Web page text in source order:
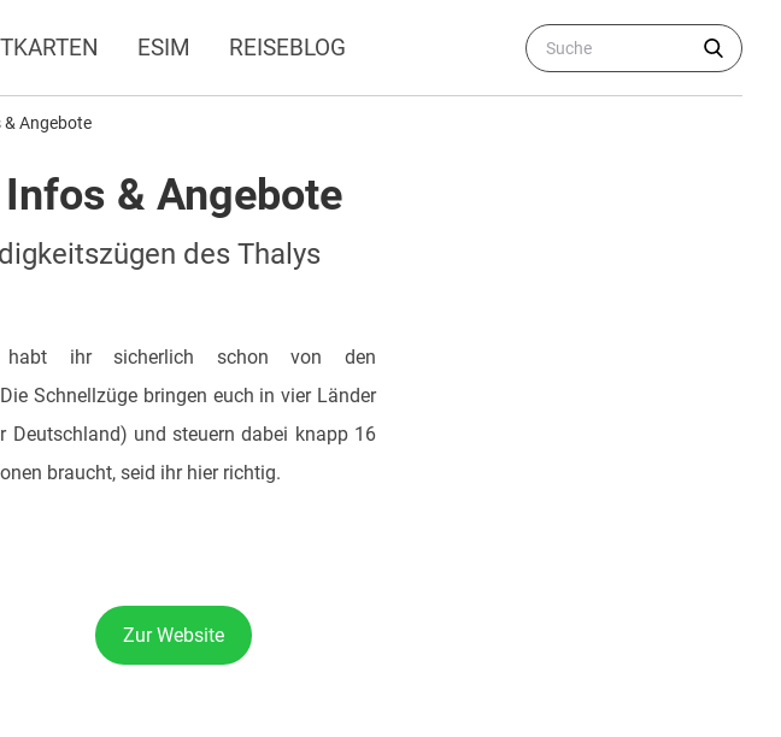
ESIM REISEBLOG
Angebote
& Angebote
des Thalys
ihr sicherlich schon von den
Schnellzüge bringen euch in vier Länder
Deutschland) und steuern dabei knapp 16
braucht, seid ihr hier richtig.
Zur Website